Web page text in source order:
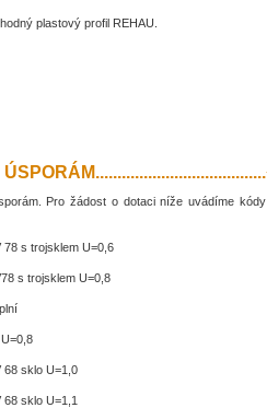
plastový profil REHAU.
Pro žádost o dotaci níže uvádíme kódy
s trojsklem U=0,6
s trojsklem U=0,8
68 sklo U=1,0
sklo U=1,1